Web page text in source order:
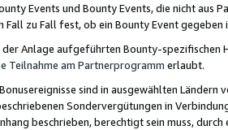
Events und Bounty Events, die nicht
Fall zu Fall fest, ob ein Bounty Event
Anlage aufgeführten Bounty-spezifischen
Teilnahme am Partnerprogramm erlaubt.
Bonusereignisse sind in ausgewählten Ländern
Sondervergütungen in
beschrieben, berechtigt sein muss,